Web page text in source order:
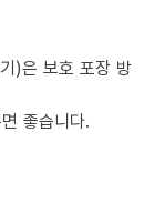
)은 보호 포장 방
좋습니다.